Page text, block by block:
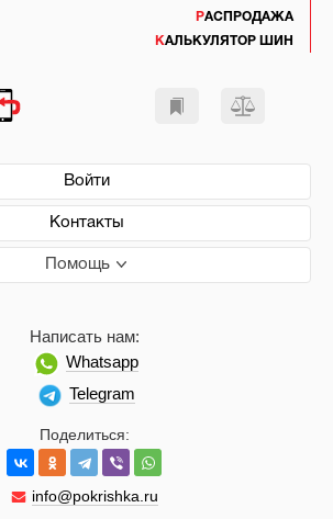
РАСПРОДАЖА
КАЛЬКУЛЯТОР ШИН
Войти
Контакты
Помощь
Поделиться:
info@pokrishka.ru
Написать нам:
Whatsapp
Telegram